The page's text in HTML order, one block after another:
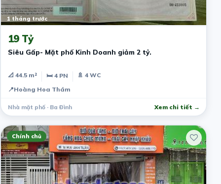
1 tháng trước
19 Tỷ
Siêu Gấp- Mặt phố Kinh Doanh giảm 2 tỷ.
📐 44.5 m² 🛏 4 PN
🚿 4 WC
📍Hoàng Hoa Thám
Nhà mặt phố · Ba Đình Xem chi tiết →
Chính chủ